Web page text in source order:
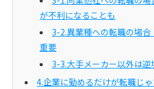
が不利になることも
3-2.異業種への転職の場
重要
3-3.大手メーカー以外は逆
4.企業に勤めるだけが転職じ